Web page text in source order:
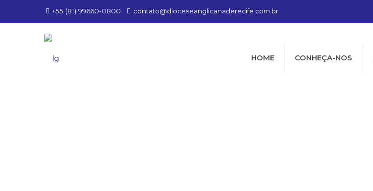
+55 (81) 99660-0800 contato@dioceseanglicanaderecife.com.br
HOME CONHEÇA-NOS